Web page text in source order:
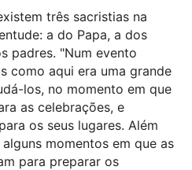
três sacristias na
a do Papa, a dos
padres. "Num evento
como aqui era uma grande
los, no momento em que
as celebrações, e
os seus lugares. Além
momentos em que as
para preparar os